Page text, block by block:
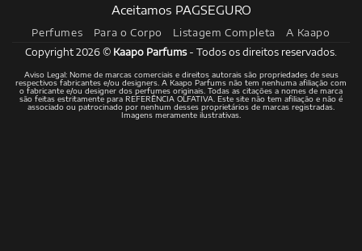
Aceitamos PAGSEGURO
Perfumes Para o Corpo Listagem Completa A Kaapo
Copyright 2026 © Kaapo Parfums- Todos os direitos reservados.
Aviso Legal: Nome de marcas comerciais e direitos autorais são propriedades de seus
respectivos fabricantes e/ou designers. A Kaapo Parfums não tem nenhuma afiliação com
o fabricante e/ou designer dos perfumes originais. Todas as citações a nomes de marca
são feitas estritamente para REFERÊNCIA OLFATIVA. Este site não tem afiliação e não é
associado ou patrocinado por nenhum desses proprietários de marcas registradas.
Imagens meramente ilustrativas.